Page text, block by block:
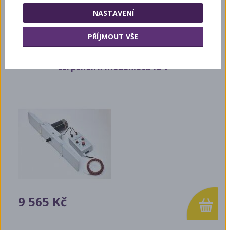
Související zboží
EL. pohon k medometu 12 V
9 565 Kč
NASTAVENÍ
PŘÍJMOUT VŠE